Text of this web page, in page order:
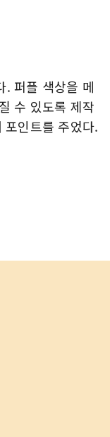
. 퍼플 색상을 메
수 있도록 제작
인트를 주었다.